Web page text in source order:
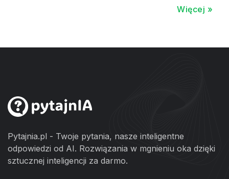
Więcej »
Pytajnia.pl - Twoje pytania, nasze inteligentne
odpowiedzi od AI. Rozwiązania w mgnieniu oka dzięki
sztucznej inteligencji za darmo.